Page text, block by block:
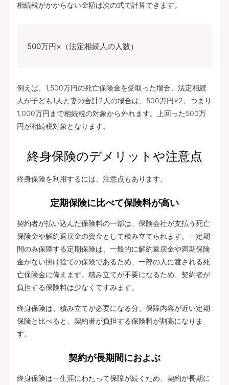
相続税がかからない金額は次の式で計算できます。
500万円×（法定相続人の人数）
例えば、1,500万円の死亡保険金を受取った場合、法定相続
人が子ども1人と妻の合計2人の場合は、500万円×2、つまり
1,000万円まで相続税の対象から外れます。上回った500万
円が相続税対象となります。
終身保険のデメリットや注意点
終身保険を利用するには、注意点もあります。
定期保険に比べて保険料が高い
契約者が払い込んだ保険料の一部は、保険会社が支払う死亡
保険金や解約返戻金の資金として積み立てられます。一定期
間のみ保障する定期保険は、一般的に解約返戻金や満期保険
金がない掛け捨ての保険であるため、一部の人に渡される死
亡保険金に備えます。積み立てが不要になるため、契約者が
負担する保険料は少なくてすみます。
終身保険は、積み立てが必要になる分、保障内容が近い定期
保険と比べると、契約者が負担する保険料が割高になりま
す。
契約が長期間におよぶ
終身保険は一生涯にわたって保障が続くため、契約が長期に